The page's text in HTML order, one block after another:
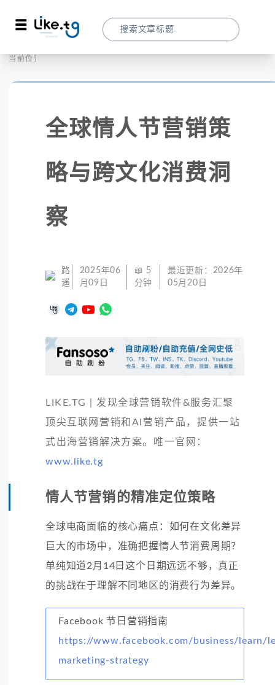
当前位置：
全球情人节营销策
略与跨文化消费洞
察
路
遥
2025年06
月09日
📖 5
分钟
最近更新： 2026年
05月20日
LIKE.TG | 发现全球营销软件&服务汇聚
顶尖互联网营销和AI营销产品，提供一站
式出海营销解决方案。唯一官网：
www.like.tg
情人节营销的精准定位策略
全球电商面临的核心痛点：如何在文化差异
巨大的市场中，准确把握情人节消费周期？
单纯知道2月14日这个日期远远不够，真正
的挑战在于理解不同地区的消费行为差异。
Facebook 节日营销指南
https://www.facebook.com/business/learn/
marketing-strategy